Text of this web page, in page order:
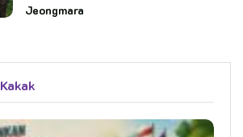
Jeongmara
Kakak